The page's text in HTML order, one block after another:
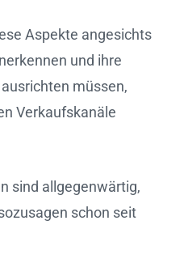
Aspekte angesichts
und ihre
müssen,
Verkaufskanäle
sind allgegenwärtig,
schon seit